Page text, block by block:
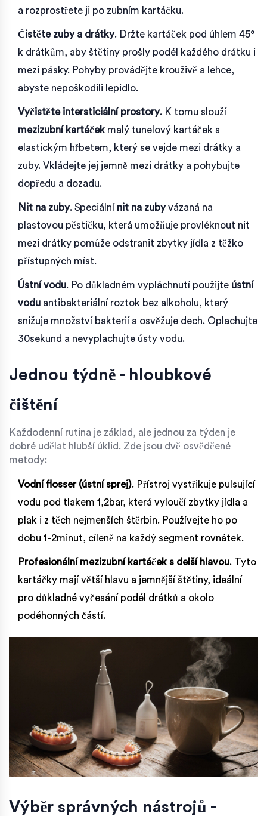
a rozprostřete ji po zubním kartáčku.
Čistěte zuby a drátky. Držte kartáček pod úhlem 45°
k drátkům, aby štětiny prošly podél každého drátku i
mezi pásky. Pohyby provádějte krouživě a lehce,
abyste nepoškodili lepidlo.
Vyčistěte intersticiální prostory. K tomu slouží
mezizubní kartáček malý tunelový kartáček s
elastickým hřbetem, který se vejde mezi drátky a
zuby. Vkládejte jej jemně mezi drátky a pohybujte
dopředu a dozadu.
Nit na zuby. Speciální nit na zuby vázaná na
plastovou pěstičku, která umožňuje provléknout nit
mezi drátky pomůže odstranit zbytky jídla z těžko
přístupných míst.
Ústní vodu. Po důkladném vypláchnutí použijte ústní
vodu antibakteriální roztok bez alkoholu, který
snižuje množství bakterií a osvěžuje dech. Oplachujte
30sekund a nevyplachujte ústy vodu.
Jednou týdně - hloubkové
čištění
Každodenní rutina je základ, ale jednou za týden je
dobré udělat hlubší úklid. Zde jsou dvě osvědčené
metody:
Vodní flosser (ústní sprej). Přístroj vystřikuje pulsující
vodu pod tlakem 1,2bar, která vyloučí zbytky jídla a
plak i z těch nejmenších štěrbin. Používejte ho po
dobu 1-2minut, cíleně na každý segment rovnátek.
Profesionální mezizubní kartáček s delší hlavou. Tyto
kartáčky mají větší hlavu a jemnější štětiny, ideální
pro důkladné vyčesání podél drátků a okolo
podéhonných částí.
Výběr správných nástrojů -